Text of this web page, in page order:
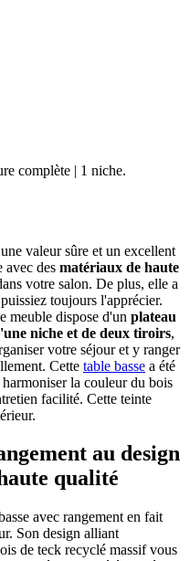
complète | 1 niche.
valeur sûre et un excellent
avec des matériaux de haute
votre salon. De plus, elle a
toujours l'apprécier.
meuble dispose d'un plateau
niche et de deux tiroirs,
votre séjour et y ranger
Cette table basse a été
la couleur du bois
facilité. Cette teinte
au design
qualité
avec rangement en fait
Son design alliant
de teck recyclé massif vous